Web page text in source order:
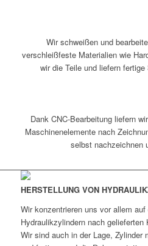
Wir schweißen und
verschleißfeste Materialien wie
wir die Teile und liefern
Dank CNC-Bearbeitung liefern
Maschinenelemente nach
selbst nachzeichnen
HERSTELLUNG VON
Wir konzentrieren uns vor allem
Hydraulikzylindern nach
Wir sind auch in der Lage, Zylinder